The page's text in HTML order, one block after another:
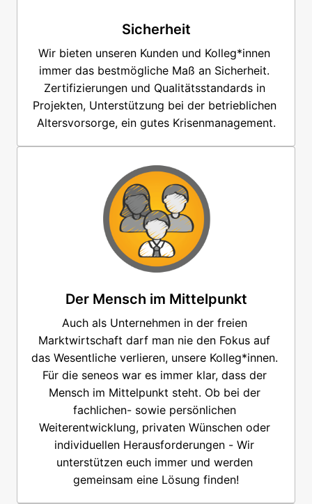
Sicherheit
Wir bieten unseren Kunden und Kolleg*innen
immer das bestmögliche Maß an Sicherheit.
Zertifizierungen und Qualitätsstandards in
Projekten, Unterstützung bei der betrieblichen
Altersvorsorge, ein gutes Krisenmanagement.
Der Mensch im Mittelpunkt
Auch als Unternehmen in der freien
Marktwirtschaft darf man nie den Fokus auf
das Wesentliche verlieren, unsere Kolleg*innen.
Für die seneos war es immer klar, dass der
Mensch im Mittelpunkt steht. Ob bei der
fachlichen- sowie persönlichen
Weiterentwicklung, privaten Wünschen oder
individuellen Herausforderungen - Wir
unterstützen euch immer und werden
gemeinsam eine Lösung finden!